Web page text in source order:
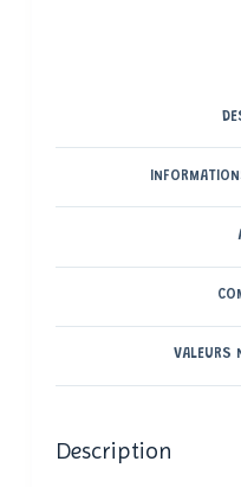
VALEURS
Description